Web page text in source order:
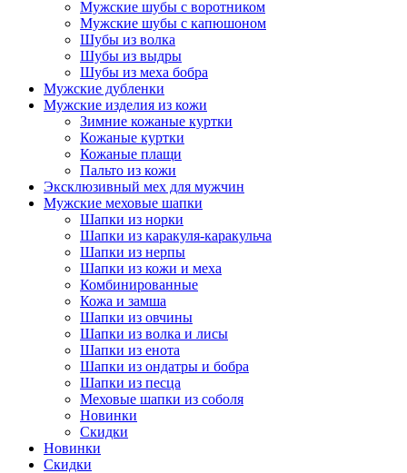
Мужские шубы с воротником
Мужские шубы с капюшоном
Шубы из волка
Шубы из выдры
Шубы из меха бобра
Мужские дубленки
Мужские изделия из кожи
Зимние кожаные куртки
Кожаные куртки
Кожаные плащи
Пальто из кожи
Эксклюзивный мех для мужчин
Мужские меховые шапки
Шапки из норки
Шапки из каракуля-каракульча
Шапки из нерпы
Шапки из кожи и меха
Комбинированные
Кожа и замша
Шапки из овчины
Шапки из волка и лисы
Шапки из енота
Шапки из ондатры и бобра
Шапки из песца
Меховые шапки из соболя
Новинки
Скидки
Новинки
Скидки